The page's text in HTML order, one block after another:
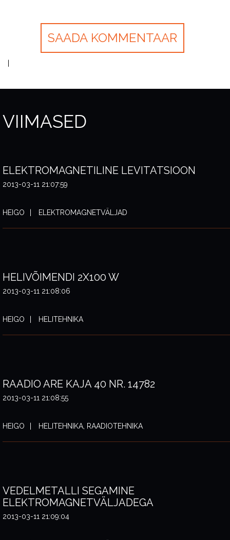
VIIMASED
ELEKTROMAGNETILINE LEVITATSIOON
2013-03-11 21:07:59
HEIGO ELEKTROMAGNETVÄLJAD
HELIVÕIMENDI 2X100 W
2013-03-11 21:08:06
HEIGO HELITEHNIKA
RAADIO ARE KAJA 40 NR. 14782
2013-03-11 21:08:55
HEIGO HELITEHNIKA, RAADIOTEHNIKA
VEDELMETALLI SEGAMINE
ELEKTROMAGNETVÄLJADEGA
2013-03-11 21:09:04